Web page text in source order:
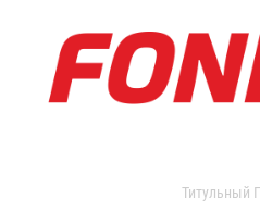
Титульный